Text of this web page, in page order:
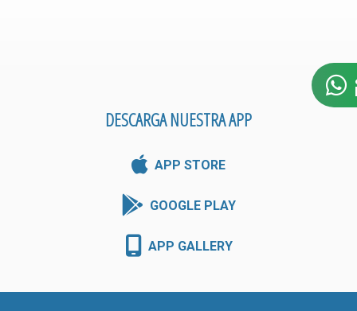
DESCARGA NUESTRA APP
APP STORE
GOOGLE PLAY
APP GALLERY